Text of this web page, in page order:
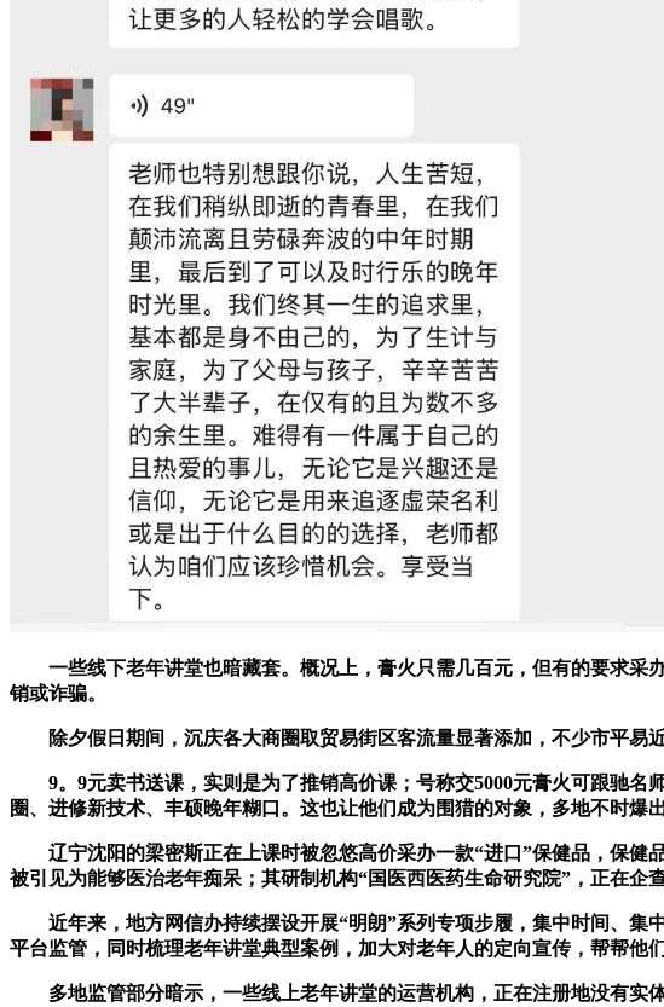
一些线下老年讲堂也暗藏套。概况上，膏火只需几百元，但有的要求采
销或诈骗。
除夕假日期间，沉庆各大商圈取贸易街区客流量显著添加，不少市平易
9。9元卖书送课，实则是为了推销高价课；号称交5000元膏火可跟驰名
圈、进修新技术、丰硕晚年糊口。这也让他们成为围猎的对象，多地不时爆
辽宁沈阳的梁密斯正在上课时被忽悠高价采办一款“进口”保健品，保健
被引见为能够医治老年痴呆；其研制机构“国医西医药生命研究院”，正在企
近年来，地方网信办持续摆设开展“明朗”系列专项步履，集中时间、集
平台监管，同时梳理老年讲堂典型案例，加大对老年人的定向宣传，帮帮他
多地监管部分暗示，一些线上老年讲堂的运营机构，正在注册地没有实